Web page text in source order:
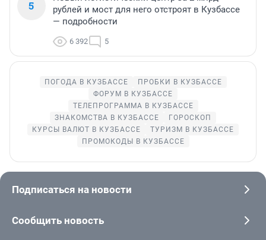
5
рублей и мост для него отстроят в Кузбассе
— подробности
6 392 5
ПОГОДА В КУЗБАССЕ
ПРОБКИ В КУЗБАССЕ
ФОРУМ В КУЗБАССЕ
ТЕЛЕПРОГРАММА В КУЗБАССЕ
ЗНАКОМСТВА В КУЗБАССЕ
ГОРОСКОП
КУРСЫ ВАЛЮТ В КУЗБАССЕ
ТУРИЗМ В КУЗБАССЕ
ПРОМОКОДЫ В КУЗБАССЕ
Подписаться на новости
Сообщить новость